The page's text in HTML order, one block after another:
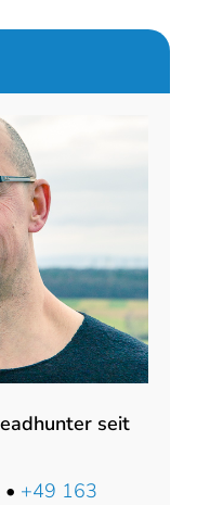
seit
• +49 163